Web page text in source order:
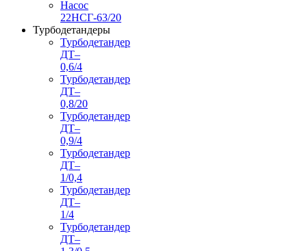
Насос
22НСГ-63/20
Турбодетандеры
Турбодетандер
ДТ–
0,6/4
Турбодетандер
ДТ–
0,8/20
Турбодетандер
ДТ–
0,9/4
Турбодетандер
ДТ–
1/0,4
Турбодетандер
ДТ–
1/4
Турбодетандер
ДТ–